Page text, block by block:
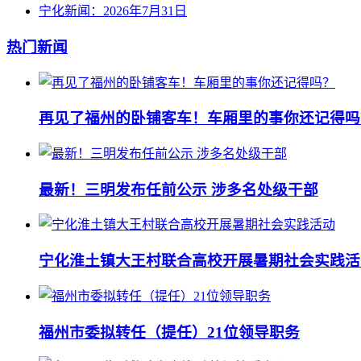
宁化新闻：2026年7月31日
热门新闻
再见了福州的卧铺客车！车厢里的事你还记得
最新！三明发布任前公示 涉多名处级干部
宁化淮土镇大王村联合高校开展暑期社会实践
福州市委拟转任（提任）21位领导职务